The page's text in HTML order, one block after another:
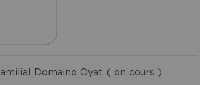
Domaine Oyat. ( en cours )